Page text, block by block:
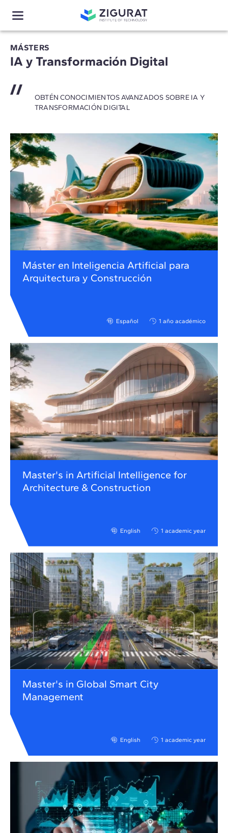
MÁSTERS
IA y Transformación Digital
OBTÉN CONOCIMIENTOS AVANZADOS SOBRE IA Y
TRANSFORMACIÓN DIGITAL
Máster en Inteligencia Artificial para
Arquitectura y Construcción
Español 1 año académico
Master's in Artificial Intelligence for
Architecture & Construction
English 1 academic year
Master's in Global Smart City
Management
English 1 academic year